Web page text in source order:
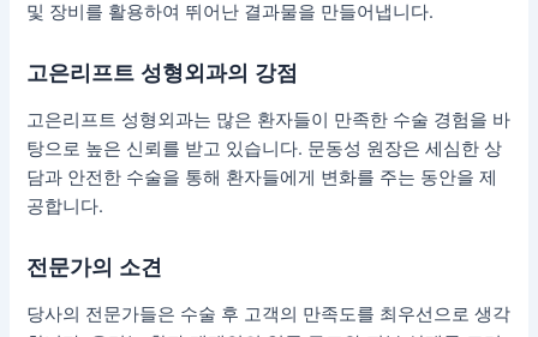
및 장비를 활용하여 뛰어난 결과물을 만들어냅니다.
고은리프트 성형외과의 강점
고은리프트 성형외과는 많은 환자들이 만족한 수술 경험을 바
탕으로 높은 신뢰를 받고 있습니다. 문동성 원장은 세심한 상
담과 안전한 수술을 통해 환자들에게 변화를 주는 동안을 제
공합니다.
전문가의 소견
당사의 전문가들은 수술 후 고객의 만족도를 최우선으로 생각